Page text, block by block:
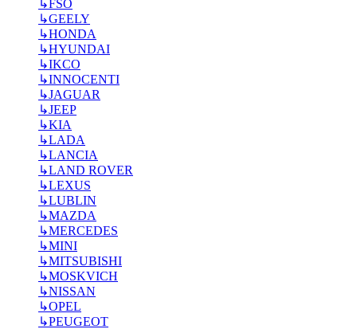
↳FSO
↳GEELY
↳HONDA
↳HYUNDAI
↳IKCO
↳INNOCENTI
↳JAGUAR
↳JEEP
↳KIA
↳LADA
↳LANCIA
↳LAND ROVER
↳LEXUS
↳LUBLIN
↳MAZDA
↳MERCEDES
↳MINI
↳MITSUBISHI
↳MOSKVICH
↳NISSAN
↳OPEL
↳PEUGEOT